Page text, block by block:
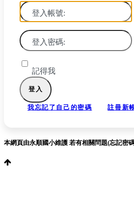
登入帳號:
登入密碼:
記得我
我忘記了自己的密碼 註冊新
本網頁由永順國小維護 若有相關問題(忘記密